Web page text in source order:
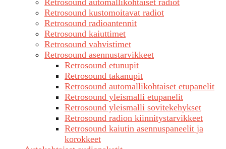
Retrosound automallikohtaiset radiot
Retrosound kustomoitavat radiot
Retrosound radioantennit
Retrosound kaiuttimet
Retrosound vahvistimet
Retrosound asennustarvikkeet
Retrosound etunupit
Retrosound takanupit
Retrosound automallikohtaiset etupanelit
Retrosound yleismalli etupanelit
Retrosound yleismalli sovitekehykset
Retrosound radion kiinnitystarvikkeet
Retrosound kaiutin asennuspaneelit ja
korokkeet